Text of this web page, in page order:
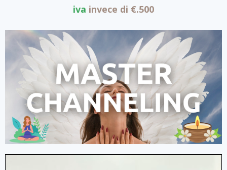
iva invece di €.500